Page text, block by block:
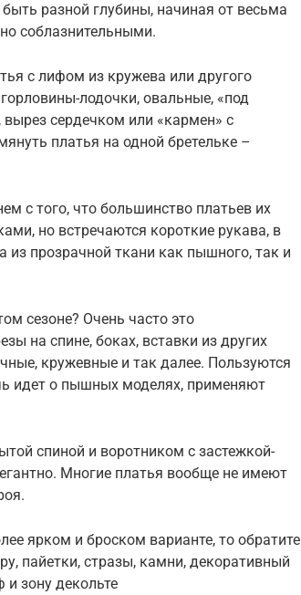
разной глубины, начиная от весьма
соблазнительными.
с лифом из кружева или другого
лодочки, овальные, «под
вырез сердечком или «кармен» с
платья на одной бретельке –
с того, что большинство платьев их
но встречаются короткие рукава, в
прозрачной ткани как пышного, так и
сезоне? Очень часто это
на спине, боках, вставки из других
кружевные и так далее. Пользуются
идет о пышных моделях, применяют
спиной и воротником с застежкой-
Многие платья вообще не имеют
ярком и броском варианте, то обратите
пайетки, стразы, камни, декоративный
зону декольте